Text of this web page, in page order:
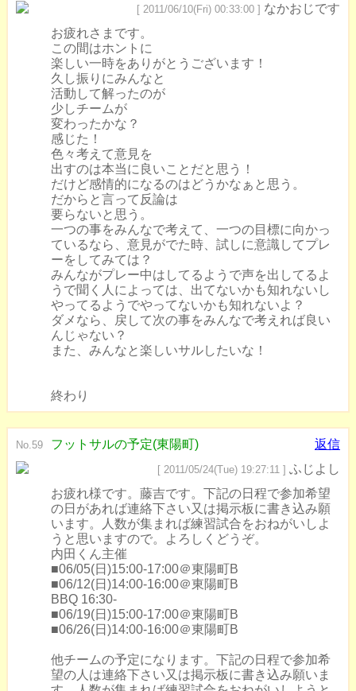
[ 2011/06/10(Fri) 00:33:00 ] なかおじです
お疲れさまです。
この間はホントに
楽しい一時をありがとうございます！
久し振りにみんなと
活動して解ったのが
少しチームが
変わったかな？
感じた！
色々考えて意見を
出すのは本当に良いことだと思う！
だけど感情的になるのはどうかなぁと思う。
だからと言って反論は
要らないと思う。
一つの事をみんなで考えて、一つの目標に向かっ
ているなら、意見がでた時、試しに意識してプレ
ーをしてみては？
みんながプレー中はしてるようで声を出してるよ
うで聞く人によっては、出てないかも知れないし
やってるようでやってないかも知れないよ？
ダメなら、戻して次の事をみんなで考えれば良い
んじゃない？
また、みんなと楽しいサルしたいな！
終わり
No.59 フットサルの予定(東陽町) 返信
[ 2011/05/24(Tue) 19:27:11 ] ふじよし
お疲れ様です。藤吉です。下記の日程で参加希望
の日があれば連絡下さい又は掲示板に書き込み願
います。人数が集まれば練習試合をおねがいしよ
うと思いますので。よろしくどうぞ。
内田くん主催
■06/05(日)15:00-17:00＠東陽町B
■06/12(日)14:00-16:00＠東陽町B
BBQ 16:30-
■06/19(日)15:00-17:00＠東陽町B
■06/26(日)14:00-16:00＠東陽町B
他チームの予定になります。下記の日程で参加希
望の人は連絡下さい又は掲示板に書き込み願いま